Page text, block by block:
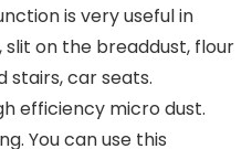
is very useful in
slit on the breaddust, flour
stairs, car seats.
efficiency micro dust.
You can use this